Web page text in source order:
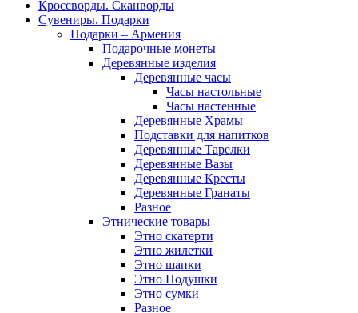
Кроссворды. Сканворды
Сувениры. Подарки
Подарки – Армения
Подарочные монеты
Деревянные изделия
Деревянные часы
Часы настольные
Часы настенные
Деревянные Храмы
Подставки для напитков
Деревянные Тарелки
Деревянные Вазы
Деревянные Кресты
Деревянные Гранаты
Разное
Этнические товары
Этно скатерти
Этно жилетки
Этно шапки
Этно Подушки
Этно сумки
Разное